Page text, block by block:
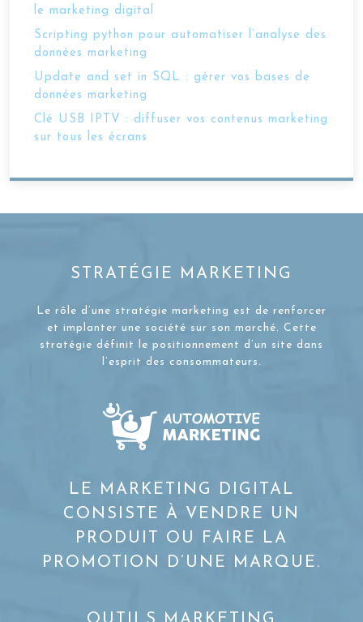
le marketing digital
Scripting python pour automatiser l’analyse des
données marketing
Update and set in SQL : gérer vos bases de
données marketing
Clé USB IPTV : diffuser vos contenus marketing
sur tous les écrans
STRATÉGIE MARKETING
Le rôle d’une stratégie marketing est de renforcer
et implanter une société sur son marché. Cette
stratégie définit le positionnement d’un site dans
l’esprit des consommateurs.
LE MARKETING DIGITAL
CONSISTE À VENDRE UN
PRODUIT OU FAIRE LA
PROMOTION D’UNE MARQUE.